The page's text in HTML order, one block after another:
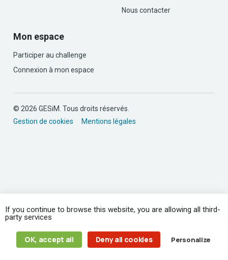
Nous contacter
Mon espace
Participer au challenge
Connexion à mon espace
© 2026 GESiM. Tous droits réservés.
Gestion de cookies
Mentions légales
If you continue to browse this website, you are allowing all third-
party services
OK, accept all Deny all cookies Personalize